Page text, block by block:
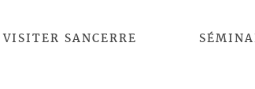
VISITER SANCERRE